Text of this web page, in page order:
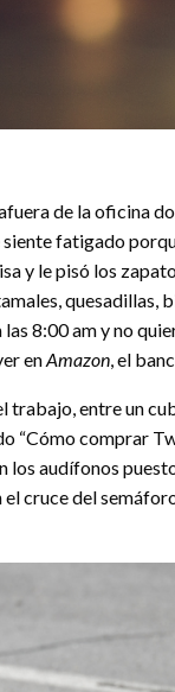
de la oficina
siente fatigado
y le pisó los
quesadillas,
8:00 am y no
enAmazon, el
trabajo, entre un
“Cómo comprar
los audífonos
cruce del